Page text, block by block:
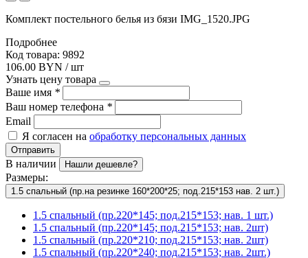
Комплект постельного белья из бязи IMG_1520.JPG
Подробнее
Код товара: 9892
106.00 BYN / шт
Узнать цену товара
Ваше имя *
Ваш номер телефона *
Email
Я согласен на обработку персональных данных
Отправить
В наличии Нашли дешевле?
Размеры:
1.5 спальный (пр.на резинке 160*200*25; под.215*153 нав. 2 шт.)
1.5 спальный (пр.220*145; под.215*153; нав. 1 шт.)
1.5 спальный (пр.220*145; под.215*153; нав. 2шт)
1.5 спальный (пр.220*210; под.215*153; нав. 2шт)
1.5 спальный (пр.220*240; под.215*153; нав. 2шт.)